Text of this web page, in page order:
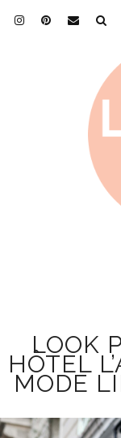
LOOK
HÔTEL
MODE